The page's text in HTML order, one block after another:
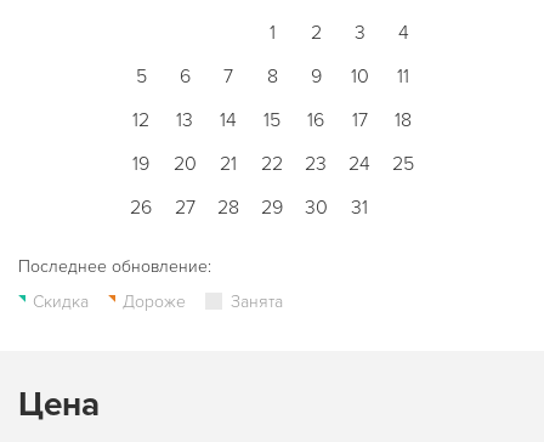
1 2 3
4
5
6 7 8 9 10
11
12
13 14 15 16 17
18
19
20 21 22 23 24
25
26
27 28 29 30 31
Последнее обновление:
Скидка
Дороже Занята
Цена